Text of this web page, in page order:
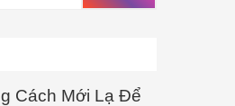
Cách Mới Lạ Để